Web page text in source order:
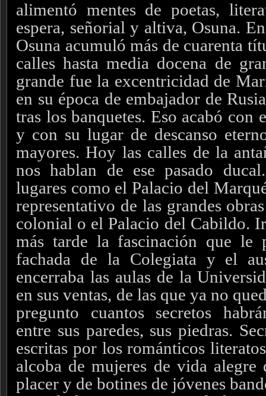
alimentó mentes de poetas,
espera, señorial y altiva, Osuna.
Osuna acumuló más de cuarenta
calles hasta media docena de
grande fue la excentricidad de
en su época de embajador de
tras los banquetes. Eso acabó con
y con su lugar de descanso
mayores. Hoy las calles de la
nos hablan de ese pasado
lugares como el Palacio del
representativo de las grandes
colonial o el Palacio del Cabildo.
más tarde la fascinación que le
fachada de la Colegiata y el
encerraba las aulas de la
en sus ventas, de las que ya no
pregunto cuantos secretos
entre sus paredes, sus piedras.
escritas por los románticos
alcoba de mujeres de vida
placer y de botines de jóvenes